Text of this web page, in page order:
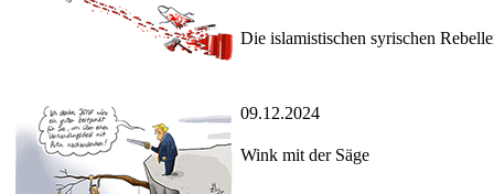
Die islamistischen syrischen
09.12.2024
Wink mit der Säge